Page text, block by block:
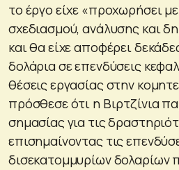
το έργο είχε «προχωρήσει
σχεδιασμού, ανάλυσης και
και θα είχε αποφέρει
δολάρια σε επενδύσεις
θέσεις εργασίας στην
πρόσθεσε ότι η Βιρτζίνια
σημασίας για τις
επισημαίνοντας τις
δισεκατομμυρίων δολαρίων